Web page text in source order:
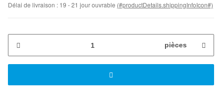
Délai de livraison : 19 - 21 jour ouvrable (#productDetails.shippingInfoIcon#)
pièces